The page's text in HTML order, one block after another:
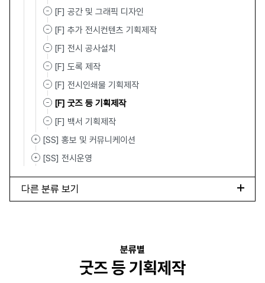
[F] 공간 및 그래픽 디자인
[F] 추가 전시컨텐츠 기획제작
[F] 전시 공사설치
[F] 도록 제작
[F] 전시인쇄물 기획제작
[F] 굿즈 등 기획제작
[F] 백서 기획제작
[SS] 홍보 및 커뮤니케이션
[SS] 전시운영
다른 분류 보기
분류별
굿즈 등 기획제작